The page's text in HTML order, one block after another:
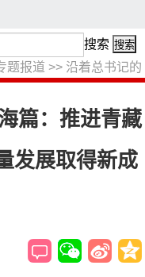
题报道 >> 沿着总书记的
搜索 搜索
篇：推进青藏
发展取得新成